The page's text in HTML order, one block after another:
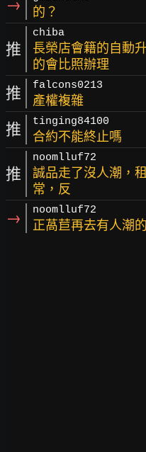
→ 的？
推
chiba
長榮店會籍的自動
的會比照辦理
推 falcons0213
產權複雜
推 tinging84100
合約不能終止嗎
推
noomlluf72
誠品走了沒人潮，
常，反
→ noomlluf72
正萵苣再去有人潮